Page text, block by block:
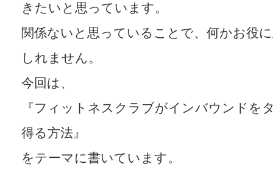
きたいと思っています。
関係ないと思っていることで、何かお役
しれません。
今回は、
『フィットネスクラブがインバウンドを
得る方法』
をテーマに書いています。